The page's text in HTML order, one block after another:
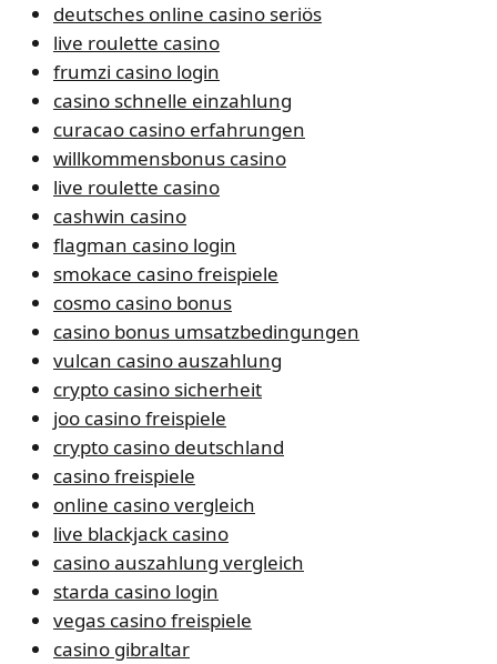
deutsches online casino seriös
live roulette casino
frumzi casino login
casino schnelle einzahlung
curacao casino erfahrungen
willkommensbonus casino
live roulette casino
cashwin casino
flagman casino login
smokace casino freispiele
cosmo casino bonus
casino bonus umsatzbedingungen
vulcan casino auszahlung
crypto casino sicherheit
joo casino freispiele
crypto casino deutschland
casino freispiele
online casino vergleich
live blackjack casino
casino auszahlung vergleich
starda casino login
vegas casino freispiele
casino gibraltar